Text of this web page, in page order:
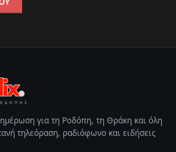
για τη Ροδόπη, τη Θράκη και όλη
τηλεόραση, ραδιόφωνο και ειδήσεις